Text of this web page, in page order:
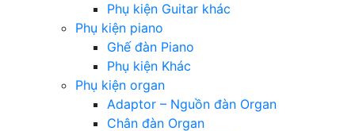
Phụ kiện Guitar khác
Phụ kiện piano
Ghế đàn Piano
Phụ kiện Khác
Phụ kiện organ
Adaptor – Nguồn đàn Organ
Chân đàn Organ